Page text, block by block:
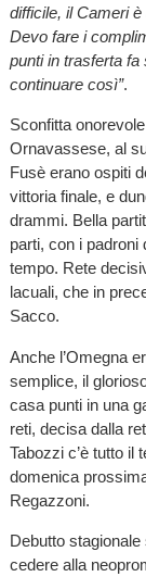
difficile, il Cameri
Devo fare i
punti in trasferta
continuare così”.
Sconfitta
Ornavassese, al
Fusè erano ospiti
vittoria finale, e
drammi. Bella
parti, con i
tempo. Rete
lacuali, che in
Sacco.
Anche l’Omegna
semplice, il
casa punti in una
reti, decisa dalla
Tabozzi c’è tutto il
domenica
Regazzoni.
Debutto stagionale
cedere alla